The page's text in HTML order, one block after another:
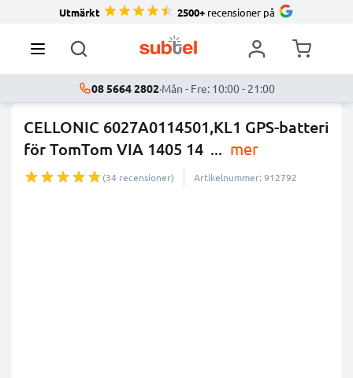
Utmärkt 2500+ recensioner på
08 5664 2802·Mån - Fre: 10:00 - 21:00
CELLONIC 6027A0114501,KL1 GPS-batteri
för TomTom VIA 1405 14 ... mer
(34 recensioner) Artikelnummer: 912792